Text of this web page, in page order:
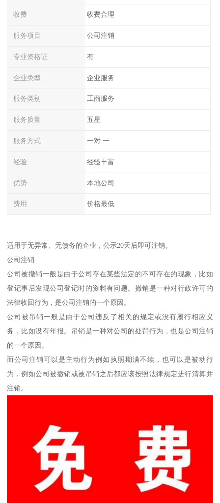
收费 收费合理
服务项目 公司注销
专业资格证 有
企业类型 企业服务
服务类别 工商服务
服务质量 五星
服务方式 一对 一
经验 经验丰富
优势 本地公司
费用 价格最低
适用于无异常、无债务的企业，公示20天后即可注销。
公司注销
公司被撤销一般是由于公司存在某些法定的不可存在的现象，比如
登记事后发现公司登记时的资料有问题。撤销是一种对行政许可的
法律收回行为，是公司注销的一个原因。
公司被吊销一般是由于公司违反了相关的规定或没有履行相应义
务，比如没有年报。吊销是一种对公司的处罚行为，也是公司注销
的一个原因。
而公司注销可以是主动行为例如执照期满不续，也可以是被动行
为，例如公司被撤销或被吊销之后都应该按照法律规定进行清算并
注销。